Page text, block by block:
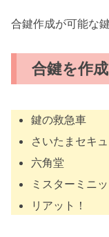
合鍵作成が可能な
合鍵を作
鍵の救急車
さいたまセキ
六角堂
ミスターミニッ
リアット！